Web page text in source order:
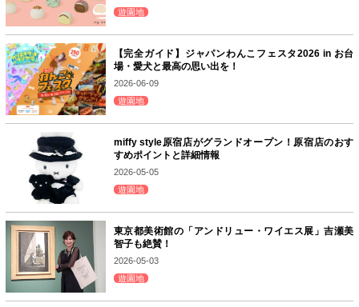
遊園地
【完全ガイド】ジャパンわんこフェスタ2026 in お台
場・愛犬と最高の思い出を！
2026-06-09
遊園地
miffy style原宿店がグランドオープン！原宿店のおす
すめポイントと詳細情報
2026-05-05
遊園地
東京都美術館の「アンドリュー・ワイエス展」吉瀬美
智子も絶賛！
2026-05-03
遊園地